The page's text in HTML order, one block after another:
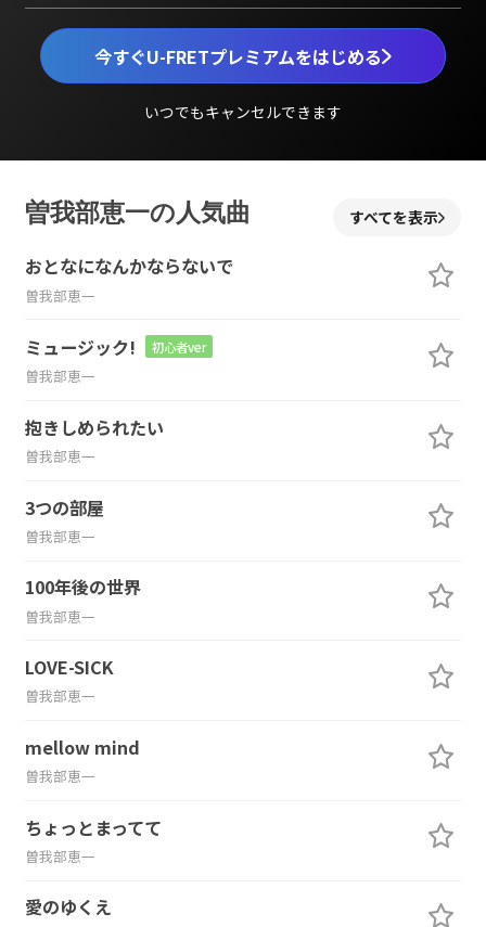
今すぐU-FRETプレミアムをはじめる
いつでもキャンセルできます
曽我部恵一の人気曲 すべてを表示
おとなになんかならないで
曽我部恵一
ミュージック! 初心者ver
曽我部恵一
抱きしめられたい
曽我部恵一
3つの部屋
曽我部恵一
100年後の世界
曽我部恵一
LOVE-SICK
曽我部恵一
mellow mind
曽我部恵一
ちょっとまってて
曽我部恵一
愛のゆくえ